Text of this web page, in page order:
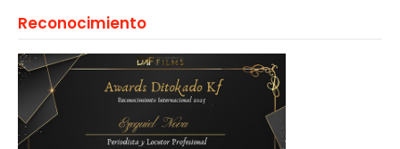
Reconocimiento